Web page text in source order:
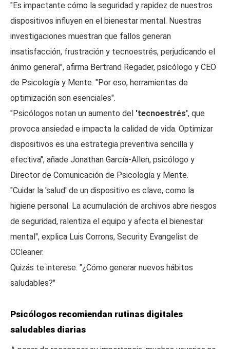
"Es impactante cómo la seguridad y rapidez de nuestros
dispositivos influyen en el bienestar mental. Nuestras
investigaciones muestran que fallos generan
insatisfacción, frustración y tecnoestrés, perjudicando el
ánimo general", afirma Bertrand Regader, psicólogo y CEO
de Psicología y Mente. "Por eso, herramientas de
optimización son esenciales".
"Psicólogos notan un aumento del 'tecnoestrés', que
provoca ansiedad e impacta la calidad de vida. Optimizar
dispositivos es una estrategia preventiva sencilla y
efectiva", añade Jonathan García-Allen, psicólogo y
Director de Comunicación de Psicología y Mente.
"Cuidar la 'salud' de un dispositivo es clave, como la
higiene personal. La acumulación de archivos abre riesgos
de seguridad, ralentiza el equipo y afecta el bienestar
mental", explica Luis Corrons, Security Evangelist de
CCleaner.
Quizás te interese: "¿Cómo generar nuevos hábitos
saludables?"
Psicólogos recomiendan rutinas digitales
saludables diarias